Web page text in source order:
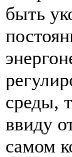
быть
среды,
ввиду
самом